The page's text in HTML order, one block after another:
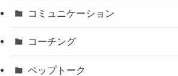
コミュニケーション
コーチング
ペップトーク